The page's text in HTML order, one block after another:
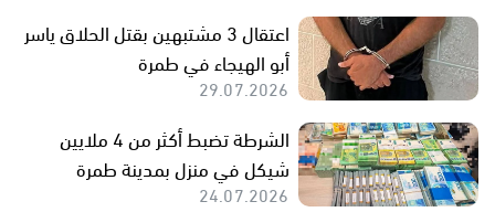
اعتقال 3 مشتبهين بقتل الحلاق ياسر
أبو الهيجاء في طمرة
29.07.2026
الشرطة تضبط أكثر من 4 ملايين
شيكل في منزل بمدينة طمرة
24.07.2026